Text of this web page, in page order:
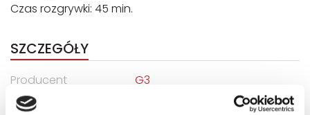
Czas rozgrywki: 45 min.
SZCZEGÓŁY
Producent
G3
Kod EAN